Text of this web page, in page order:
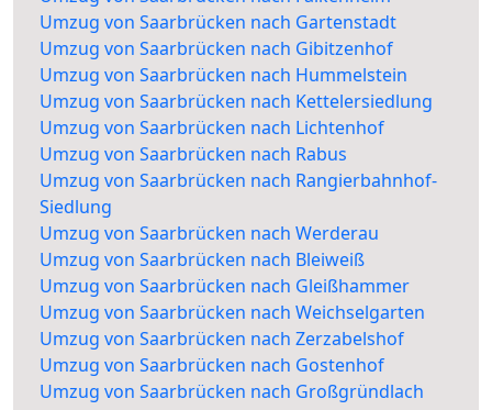
Umzug von Saarbrücken nach Gartenstadt
Umzug von Saarbrücken nach Gibitzenhof
Umzug von Saarbrücken nach Hummelstein
Umzug von Saarbrücken nach Kettelersiedlung
Umzug von Saarbrücken nach Lichtenhof
Umzug von Saarbrücken nach Rabus
Umzug von Saarbrücken nach Rangierbahnhof-
Siedlung
Umzug von Saarbrücken nach Werderau
Umzug von Saarbrücken nach Bleiweiß
Umzug von Saarbrücken nach Gleißhammer
Umzug von Saarbrücken nach Weichselgarten
Umzug von Saarbrücken nach Zerzabelshof
Umzug von Saarbrücken nach Gostenhof
Umzug von Saarbrücken nach Großgründlach